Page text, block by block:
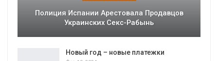
Полиция Испании Арестовала Продавцов
Украинских Секс-Рабынь
Новый год – новые платежки